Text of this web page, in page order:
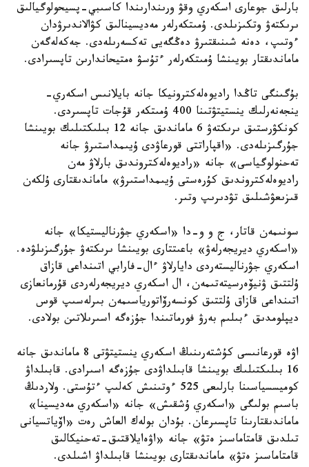
بارلىق جوعارى اسكەري وقۋ ورىندارىندا كاسىبي-پسيحولوگيالىق
ىرىكتەۋ وتكىزىلدى. ۇمىتكەرلەر مەديسينالىق كۋالاندىرۋدان
ءوتىپ، دەنە شىنىقتىرۋ دەڭگەيى تەكسەرىلەدى. جەكەلەگەن
ماماندىقتار بويىنشا ۇمىتكەرلەر ءتۇسۋ ەمتيحاندارىن تاپسىرادى.
بۇگىنگى تاڭدا راديوەلەكترونيكا جانە بايلانىس اسكەري-
ينجەنەرلىك ينستيتۋتىنا 400 ۇمىتكەر قۇجات تاپسىردى.
كونكۋرستىق ىرىكتەۋ 6 ماماندىق جانە 12 بىلىكتىلىك بويىنشا
جۇرگىزىلەدى. «اقپاراتتى قورعاۋدى ۇيىمداستىرۋ جانە
تەحنولوگياسى» جانە «راديوەلەكتروندىق بارلاۋ مەن
راديوەلەكتروندىق كۇرەستى ۇيىمداستىرۋ» ماماندىقتارى ۇلكەن
قىزىعۋشىلىق تۋدىرىپ وتىر.
سونىمەن قاتار، ج و و-دا «اسكەري جۋرناليستيكا» جانە
«اسكەري ديريجەرلەۋ» باعىتتارى بويىنشا ىرىكتەۋ جۇرگىزىلۋدە.
اسكەري جۋرناليستەردى دايارلاۋ ءال-فارابي اتىنداعى قازاق
ۇلتتىق ۋنيۆەرسيتەتىمەن، ال اسكەري ديريجەرلەردى قۇرمانعازى
اتىنداعى قازاق ۇلتتىق كونسەرۆاتورياسىمەن بىرلەسىپ قوس
ديپلومدىق ءبىلىم بەرۋ فورماتىندا جۇزەگە اسىرىلاتىن بولادى.
اۋە قورعانىسى كۇشتەرىنىڭ اسكەري ينستيتۋتى 8 ماماندىق جانە
16 بىلىكتىلىك بويىنشا قابىلداۋدى جۇزەگە اسىرادى. قابىلداۋ
كوميسسياسىنا بارلىعى 525 ءوتىنىش كەلىپ ءتۇستى. ولاردىڭ
باسىم بولىگى «اسكەري ۇشقىش» جانە «اسكەري مەديسينا»
ماماندىقتارىنا تاپسىرعان. بۇدان بولەك العاش رەت «اۆياتسيانى
تىلدىق قامتاماسىز ەتۋ» جانە «اۋەايلاقتىق-تەحنيكالىق
قامتاماسىز ەتۋ» ماماندىقتارى بويىنشا قابىلداۋ اشىلدى.